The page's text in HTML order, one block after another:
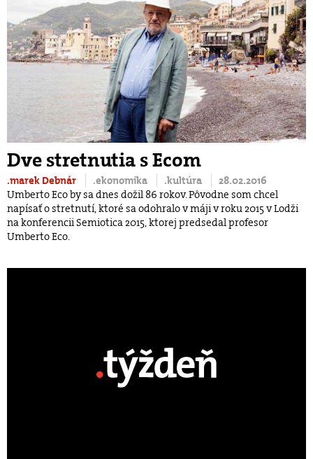
Dve stretnutia s Ecom
.marek Debnár .ekonomika .kultúra
28.02.2016
Umberto Eco by sa dnes dožil 86 rokov. Pôvodne som chcel
napísať o stretnutí, ktoré sa odohralo v máji v roku 2015 v Lodži
na konferencii Semiotica 2015, ktorej predsedal profesor
Umberto Eco.